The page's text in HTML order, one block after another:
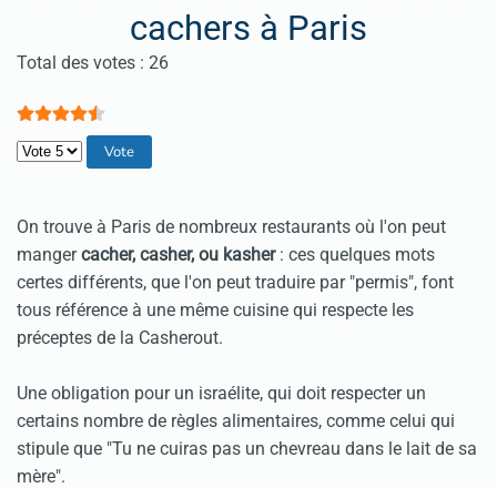
cachers à Paris
Vote utilisateur:4.5/
Total des votes : 26
Veuillez voter
On trouve à Paris de nombreux restaurants où l'on peut
mangercacher, casher, ou kasher: ces quelques mots
certes différents, que l'on peut traduire par "permis", font
tous référence à une même cuisine qui respecte les
préceptes de la Casherout.
Une obligation pour un israélite, qui doit respecter un
certains nombre de règles alimentaires, comme celui qui
stipule que "Tu ne cuiras pas un chevreau dans le lait de sa
mère".